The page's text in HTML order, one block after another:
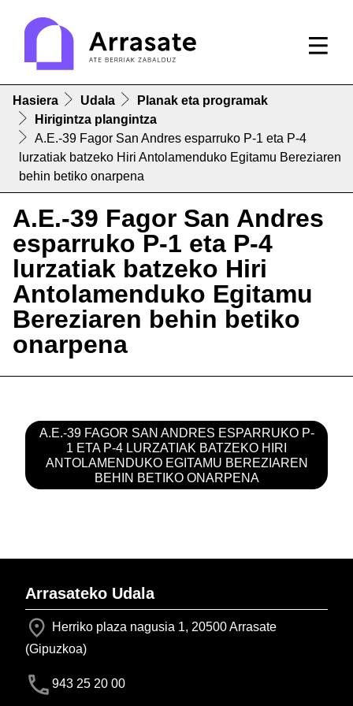
Hasiera Udala
Planak eta programak
Hirigintza plangintza
A.E.-39 Fagor San Andres esparruko P-1 eta P-4
lurzatiak batzeko Hiri Antolamenduko Egitamu Bereziaren
behin betiko onarpena
A.E.-39 Fagor San Andres
esparruko P-1 eta P-4
lurzatiak batzeko Hiri
Antolamenduko Egitamu
Bereziaren behin betiko
onarpena
A.E.-39 FAGOR SAN ANDRES ESPARRUKO P-
1 ETA P-4 LURZATIAK BATZEKO HIRI
ANTOLAMENDUKO EGITAMU BEREZIAREN
BEHIN BETIKO ONARPENA
Arrasateko Udala
Herriko plaza nagusia 1, 20500 Arrasate
(Gipuzkoa)
943 25 20 00